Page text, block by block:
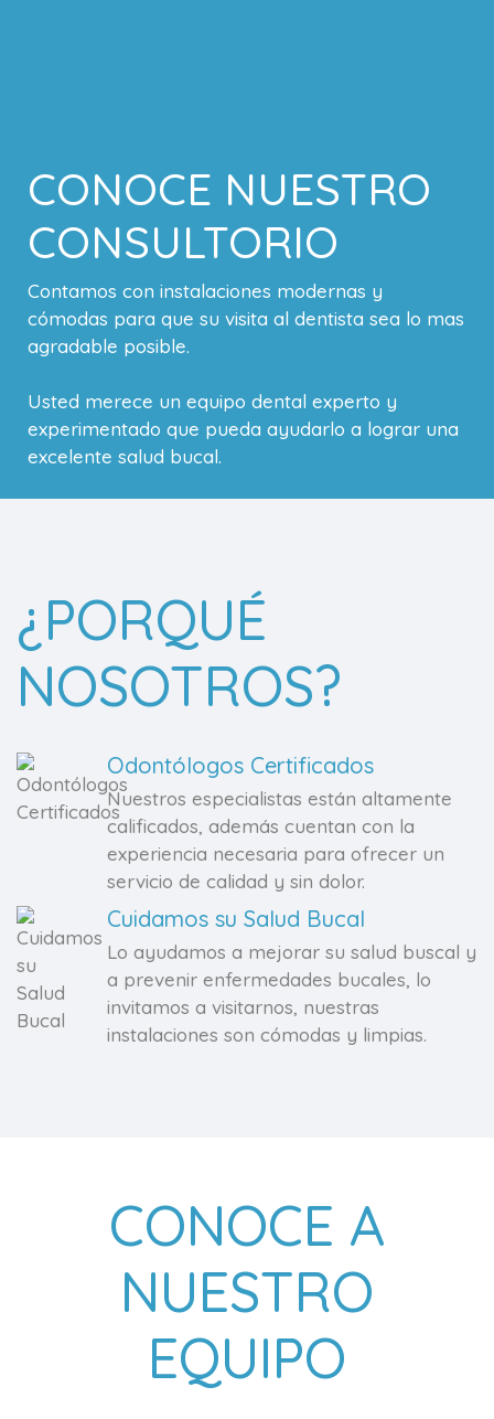
CONOCE NUESTRO
CONSULTORIO
Contamos con instalaciones modernas y
cómodas para que su visita al dentista sea lo mas
agradable posible.
Usted merece un equipo dental experto y
experimentado que pueda ayudarlo a lograr una
excelente salud bucal.
¿PORQUÉ
NOSOTROS?
Odontólogos Certificados
Nuestros especialistas están altamente
calificados, además cuentan con la
experiencia necesaria para ofrecer un
servicio de calidad y sin dolor.
Cuidamos su Salud Bucal
Lo ayudamos a mejorar su salud buscal y
a prevenir enfermedades bucales, lo
invitamos a visitarnos, nuestras
instalaciones son cómodas y limpias.
CONOCE A
NUESTRO
EQUIPO